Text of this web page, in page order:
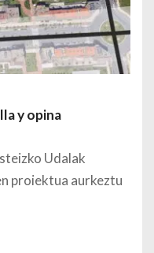
y opina
Udalak
proiektua aurkeztu